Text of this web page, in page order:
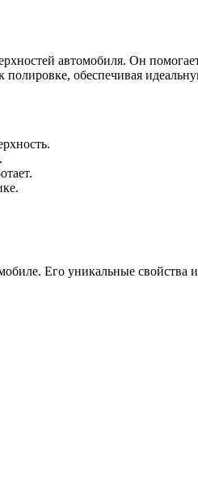
автомобиля. Он
обеспечивая
Его уникальные свойства